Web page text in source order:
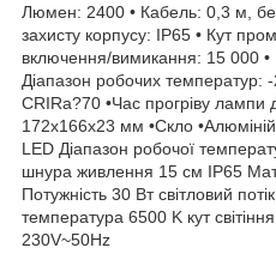
Люмен: 2400 • Кабель: 0,3 м,
захисту корпусу: IP65 • Кут
включення/вимикання: 15 000
Діапазон робочих температур:
CRIRa?70 •Час прогріву лампи
172x166x23 мм •Скло
LED Діапазон робочої
шнура живлення 15 см IP65
Потужність 30 Вт світловий
температура 6500 K кут
230V~50Hz